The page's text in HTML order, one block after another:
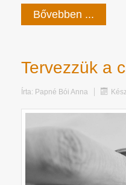
Bővebben ...
Tervezzük a
Írta: Papné Bói Anna